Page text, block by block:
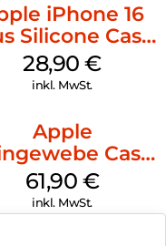
iPhone 16
Silicone Case
Black
28,90€
inkl. MwSt.
Apple
Case
iPhone 15 Pro
Schwarz
61,90 €
inkl. MwSt.